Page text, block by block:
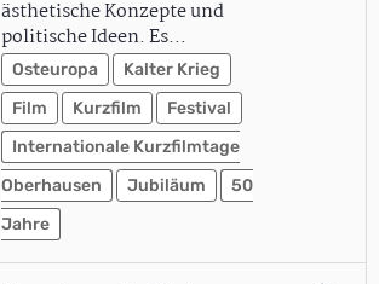
ästhetische Konzepte und
politische Ideen. Es…
Osteuropa
Kalter Krieg
Film
Kurzfilm
Festival
Internationale Kurzfilmtage
Oberhausen
Jubiläum
50
Jahre